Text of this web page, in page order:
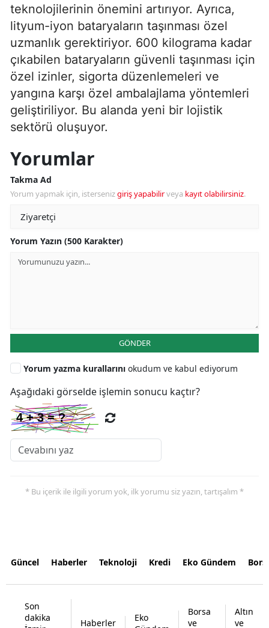
teknolojilerinin önemini artırıyor. Ayrıca,
lityum-iyon bataryaların taşınması özel
uzmanlık gerektiriyor. 600 kilograma kadar
çıkabilen bataryaların güvenli taşınması için
özel izinler, sigorta düzenlemeleri ve
yangına karşı özel ambalajlama yöntemleri
geliştiriliyor. Bu alanda yeni bir lojistik
sektörü oluşuyor.
Yorumlar
Takma Ad
Yorum yapmak için, istersenizgiriş yapabilirveya kayıt olabilirsiniz.
Yorum Yazın (500 Karakter)
GÖNDER
Yorum yazma kurallarını okudum ve kabul ediyorum
Aşağıdaki görselde işlemin sonucu kaçtır?
* Bu içerik ile ilgili yorum yok, ilk yorumu siz yazın, tartışalım *
Güncel Haberler Teknoloji Kredi Eko Gündem
Son
dakika
Haberler
Eko
Borsa
ve
Altın
ve